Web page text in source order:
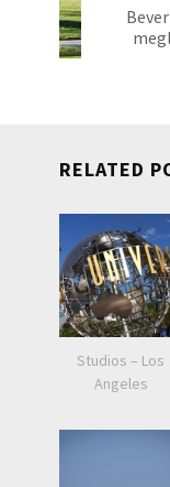
RELATED
Studios – Los
Angeles